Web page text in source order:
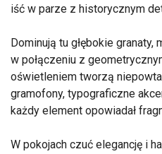
iść w parze z historycznym
Dominują tu głębokie
w połączeniu z
oświetleniem tworzą
gramofony, typograficzne
każdy element opowiadał
W pokojach czuć elegancję i